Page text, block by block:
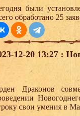
были
обработано 25
12-20 13:27 :
Драконов
свои умения в